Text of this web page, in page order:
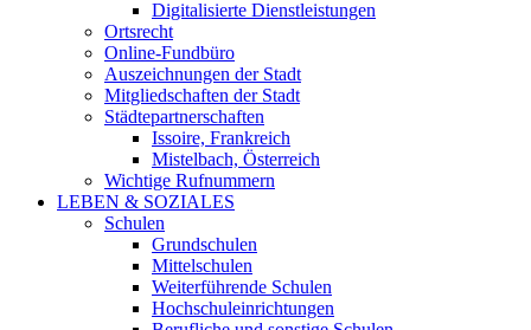
Digitalisierte Dienstleistungen
Ortsrecht
Online-Fundbüro
Auszeichnungen der Stadt
Mitgliedschaften der Stadt
Städtepartnerschaften
Issoire, Frankreich
Mistelbach, Österreich
Wichtige Rufnummern
LEBEN & SOZIALES
Schulen
Grundschulen
Mittelschulen
Weiterführende Schulen
Hochschuleinrichtungen